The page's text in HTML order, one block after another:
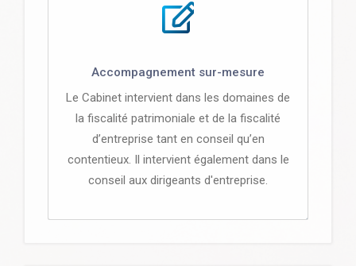
Accompagnement sur-mesure
Le Cabinet intervient dans les domaines de
la fiscalité patrimoniale et de la fiscalité
d’entreprise tant en conseil qu’en
contentieux. Il intervient également dans le
conseil aux dirigeants d'entreprise.